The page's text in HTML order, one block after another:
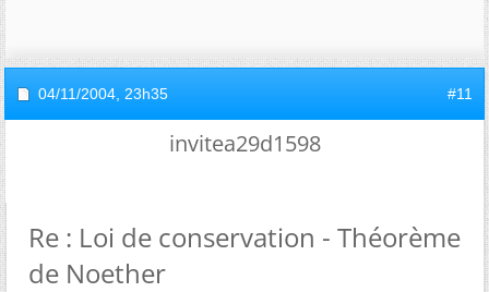
04/11/2004, 23h35 #11
invitea29d1598
Re : Loi de conservation - Théorème
de Noether